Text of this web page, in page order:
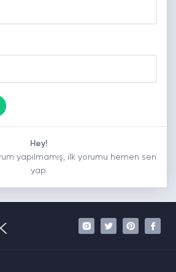
Hey!
yapılmamış, ilk yorumu hemen sen
yap.